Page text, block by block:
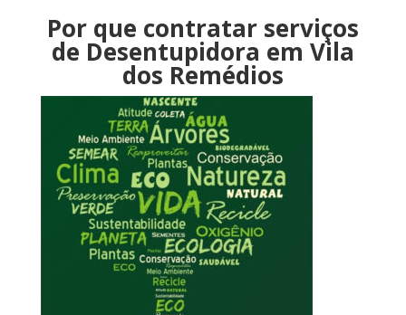
Por que contratar serviços
de Desentupidora em Vila
dos Remédios